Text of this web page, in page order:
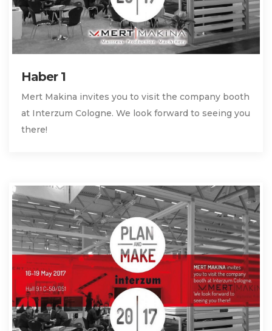
Haber 1
Mert Makina invites you to visit the company booth
at Interzum Cologne. We look forward to seeing you
there!